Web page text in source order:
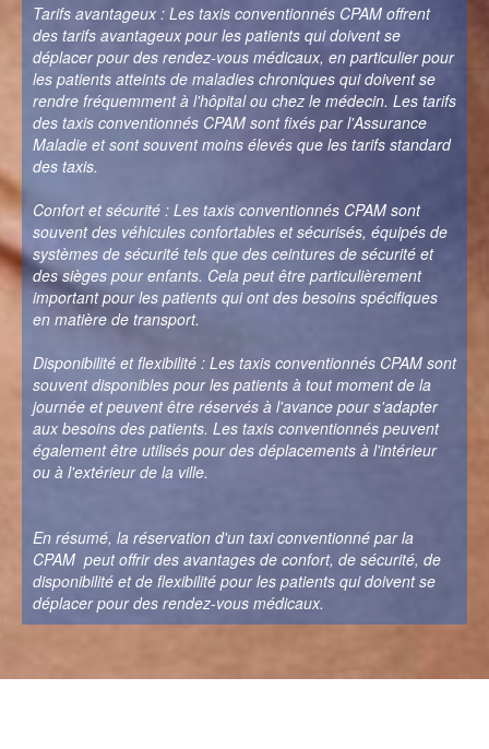
Tarifs avantageux : Les taxis conventionnés CPAM offrent
des tarifs avantageux pour les patients qui doivent se
déplacer pour des rendez-vous médicaux, en particulier pour
les patients atteints de maladies chroniques qui doivent se
rendre fréquemment à l'hôpital ou chez le médecin. Les tarifs
des taxis conventionnés CPAM sont fixés par l'Assurance
Maladie et sont souvent moins élevés que les tarifs standard
des taxis.
Confort et sécurité : Les taxis conventionnés CPAM sont
souvent des véhicules confortables et sécurisés, équipés de
systèmes de sécurité tels que des ceintures de sécurité et
des sièges pour enfants. Cela peut être particulièrement
important pour les patients qui ont des besoins spécifiques
en matière de transport.
Disponibilité et flexibilité : Les taxis conventionnés CPAM sont
souvent disponibles pour les patients à tout moment de la
journée et peuvent être réservés à l'avance pour s'adapter
aux besoins des patients. Les taxis conventionnés peuvent
également être utilisés pour des déplacements à l'intérieur
ou à l'extérieur de la ville.
En résumé, la réservation d'un taxi conventionné par la
CPAM peut offrir des avantages de confort, de sécurité, de
disponibilité et de flexibilité pour les patients qui doivent se
déplacer pour des rendez-vous médicaux.